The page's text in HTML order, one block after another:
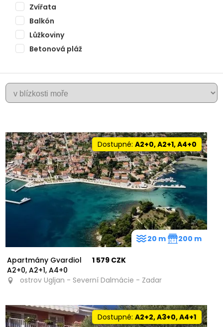
Zvířata
Balkón
Lůžkoviny
Betonová pláž
+
−
UGLJAN
Dostupné: A2+0, A2+1, A4+0
Apartmány Gvardiol
A2+0, A2+1, A4+0
1 579 CZK
ostrov Ugljan - Severní Dalmácie - Zadar
20 m 200 m
Dostupné: A2+2, A3+0, A4+1